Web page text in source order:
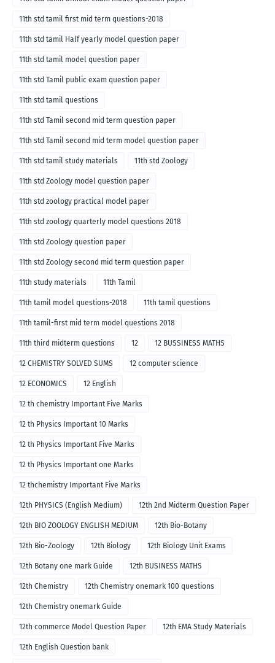
11th std tamil first mid term questions-2018
11th std tamil Half yearly model question paper
11th std tamil model question paper
11th std Tamil public exam question paper
11th std tamil questions
11th std Tamil second mid term question paper
11th std Tamil second mid term model question paper
11th std tamil study materials 11th std Zoology
11th std Zoology model question paper
11th std zoology practical model paper
11th std zoology quarterly model questions 2018
11th std Zoology question paper
11th std Zoology second mid term question paper
11th study materials 11th Tamil
11th tamil model questions-2018 11th tamil questions
11th tamil-first mid term model questions 2018
11th third midterm questions 12 12 BUSSINESS MATHS
12 CHEMISTRY SOLVED SUMS 12 computer science
12 ECONOMICS 12 English
12 th chemistry Important Five Marks
12 th Physics Important 10 Marks
12 th Physics Important Five Marks
12 th Physics Important one Marks
12 thchemistry Important Five Marks
12th PHYSICS (English Medium) 12th 2nd Midterm Question Paper
12th BIO ZOOLOGY ENGLISH MEDIUM 12th Bio-Botany
12th Bio-Zoology 12th Biology 12th Biology Unit Exams
12th Botany one mark Guide 12th BUSINESS MATHS
12th Chemistry 12th Chemistry onemark 100 questions
12th Chemistry onemark Guide
12th commerce Model Question Paper 12th EMA Study Materials
12th English Question bank